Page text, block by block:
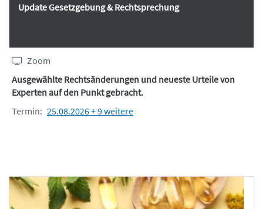
Update Gesetzgebung & Rechtsprechung
Zoom
Ausgewählte Rechtsänderungen und neueste Urteile von
Experten auf den Punkt gebracht.
Termin: 25.08.2026 + 9 weitere